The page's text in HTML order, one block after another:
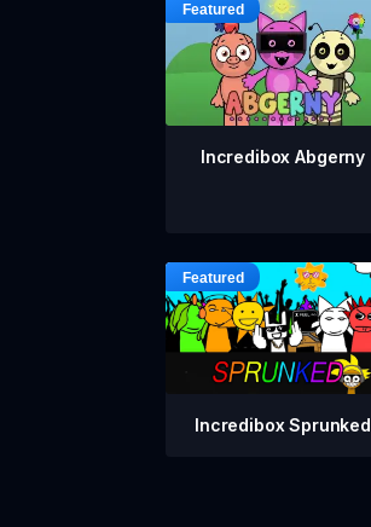
Incredibox Abgerny
Incredibox Sprunked